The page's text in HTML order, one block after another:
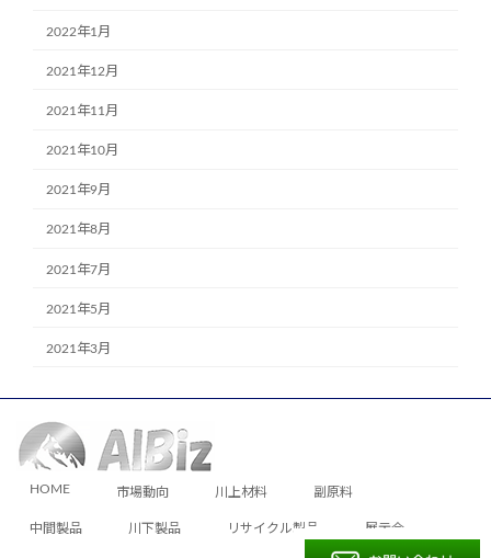
2022年1月
2021年12月
2021年11月
2021年10月
2021年9月
2021年8月
2021年7月
2021年5月
2021年3月
HOME 市場動向 川上材料 副原料
中間製品 川下製品 リサイクル製品 展示会